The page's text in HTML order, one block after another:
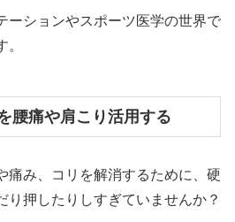
ーションやスポーツ医学の世界で
腰痛や肩こり活用する
痛み、コリを解消するために、硬
り押したりしすぎていませんか？